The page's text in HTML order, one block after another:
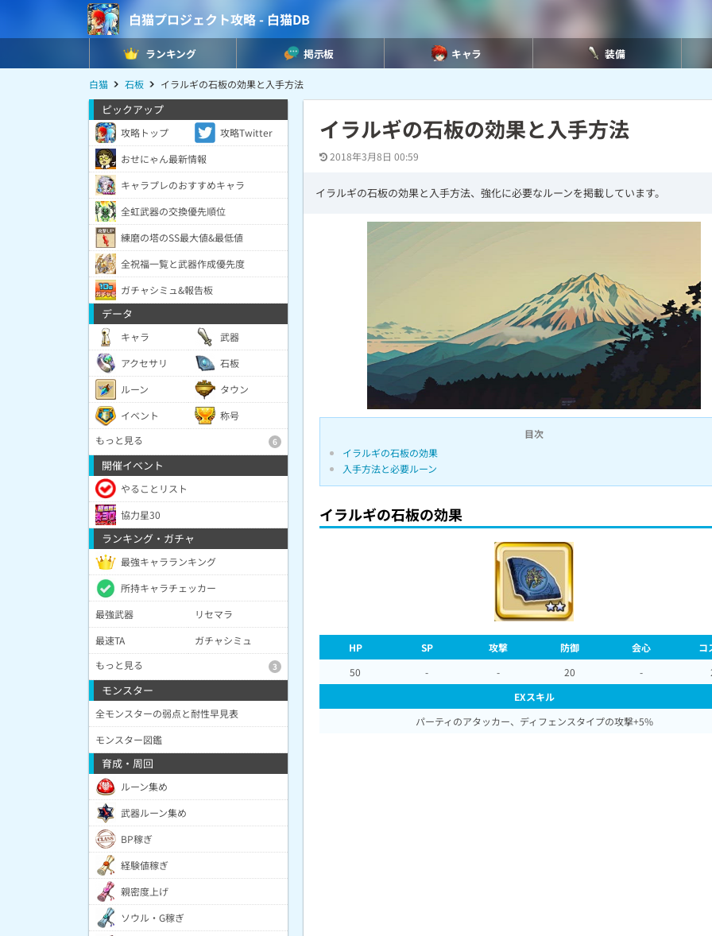
白猫プロジェクト攻略 - 白猫DB
ランキング 掲示板 キャラ 装備
白猫 石板 イラルギの石板の効果と入手方法
イラルギの石板の効果と入手方法
2018年3月8日 00:59
イラルギの石板の効果と入手方法、強化に必要なルーンを掲載しています。
目次
イラルギの石板の効果
入手方法と必要ルーン
イラルギの石板の効果
HP SP 攻撃 防御 会心
コ
50
- - 20 -
EXスキル
パーティのアタッカー、ディフェンスタイプの攻撃+5%
ピックアップ
攻略トップ
攻略Twitter
おせにゃん最新情報
キャラプレのおすすめキャラ
全虹武器の交換優先順位
練磨の塔のSS最大値&最低値
全祝福一覧と武器作成優先度
ガチャシミュ&報告板
データ
キャラ
武器
アクセサリ
石板
ルーン
タウン
イベント
称号
もっと見る
6
開催イベント
やることリスト
協力星30
ランキング・ガチャ
最強キャラランキング
所持キャラチェッカー
最強武器
リセマラ
最速TA
ガチャシミュ
もっと見る
3
モンスター
全モンスターの弱点と耐性早見表
モンスター図鑑
育成・周回
ルーン集め
武器ルーン集め
BP稼ぎ
経験値稼ぎ
親密度上げ
ソウル・G稼ぎ